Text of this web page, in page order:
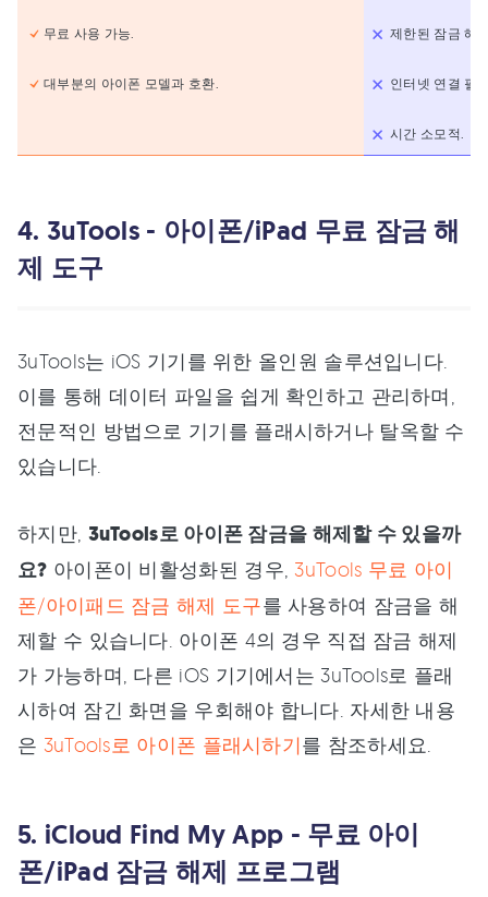
무료 사용 가능.
대부분의 아이폰 모델과 호환.
제한된 잠금 해
인터넷 연결 필
시간 소모적.
4. 3uTools - 아이폰/iPad 무료 잠금 해
제 도구
3uTools는 iOS 기기를 위한 올인원 솔루션입니다.
이를 통해 데이터 파일을 쉽게 확인하고 관리하며,
전문적인 방법으로 기기를 플래시하거나 탈옥할 수
있습니다.
하지만, 3uTools로 아이폰 잠금을 해제할 수 있을까
요? 아이폰이 비활성화된 경우, 3uTools 무료 아이
폰/아이패드 잠금 해제 도구를 사용하여 잠금을 해
제할 수 있습니다. 아이폰 4의 경우 직접 잠금 해제
가 가능하며, 다른 iOS 기기에서는 3uTools로 플래
시하여 잠긴 화면을 우회해야 합니다. 자세한 내용
은 3uTools로 아이폰 플래시하기를 참조하세요.
5. iCloud Find My App - 무료 아이
폰/iPad 잠금 해제 프로그램